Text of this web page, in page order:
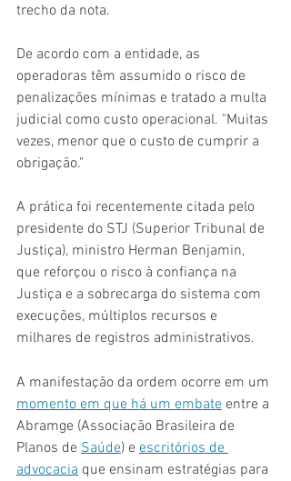
trecho da nota.
De acordo com a entidade, as
operadoras têm assumido o risco de
penalizações mínimas e tratado a multa
judicial como custo operacional. "Muitas
vezes, menor que o custo de cumprir a
obrigação."
A prática foi recentemente citada pelo
presidente do STJ (Superior Tribunal de
Justiça), ministro Herman Benjamin,
que reforçou o risco à confiança na
Justiça e a sobrecarga do sistema com
execuções, múltiplos recursos e
milhares de registros administrativos.
A manifestação da ordem ocorre em um
momento em que há um embate entre a
Abramge (Associação Brasileira de
Planos de Saúde) e escritórios de
advocacia que ensinam estratégias para